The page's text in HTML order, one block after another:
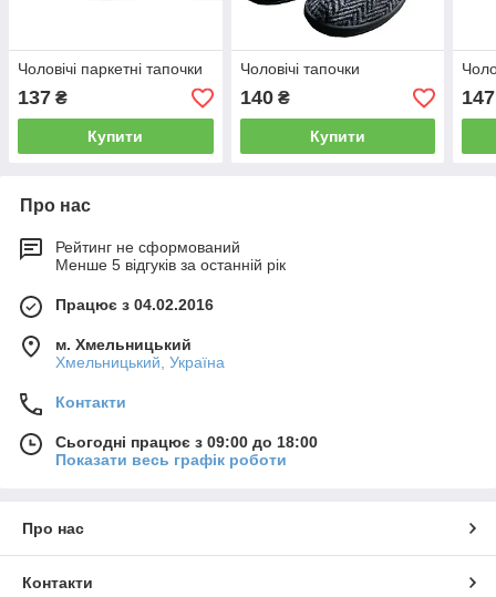
Чоловічі паркетні тапочки
137 ₴
Купити
Чоловічі тапочки
140₴
Купити
147
Про нас
Рейтинг не сформований
Менше 5 відгуків за останній рік
Працює з 04.02.2016
м. Хмельницький
Хмельницький, Україна
Контакти
Сьогодні працює з 09:00 до 18:00
Показати весь графік роботи
Про нас
Контакти